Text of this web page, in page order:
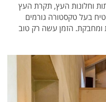
וחלונות העץ, תקרת העץ
בעל טקסטורה גורמים
ומחבקת. הזמן עשה רק טוב